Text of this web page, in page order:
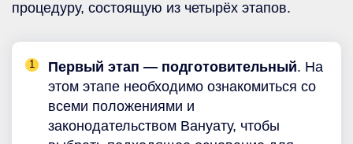
процедуру, состоящую из четырёх этапов.
Первый этап — подготовительный. На
этом этапе необходимо ознакомиться со
всеми положениями и
законодательством Вануату, чтобы